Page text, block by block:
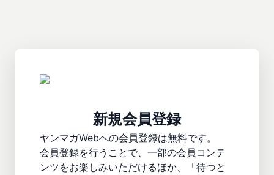
新規会員登録
ヤンマガWebへの会員登録は無料です。
会員登録を行うことで、一部の会員コンテ
ンツをお楽しみいただけるほか、「待つと